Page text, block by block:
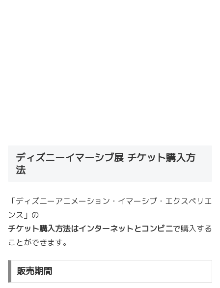
ディズニーイマーシブ展 チケット購入方
法
「ディズニーアニメーション・イマーシブ・エクスペリエ
ンス」の
チケット購入方法はインターネットとコンビニで購入する
ことができます。
販売期間